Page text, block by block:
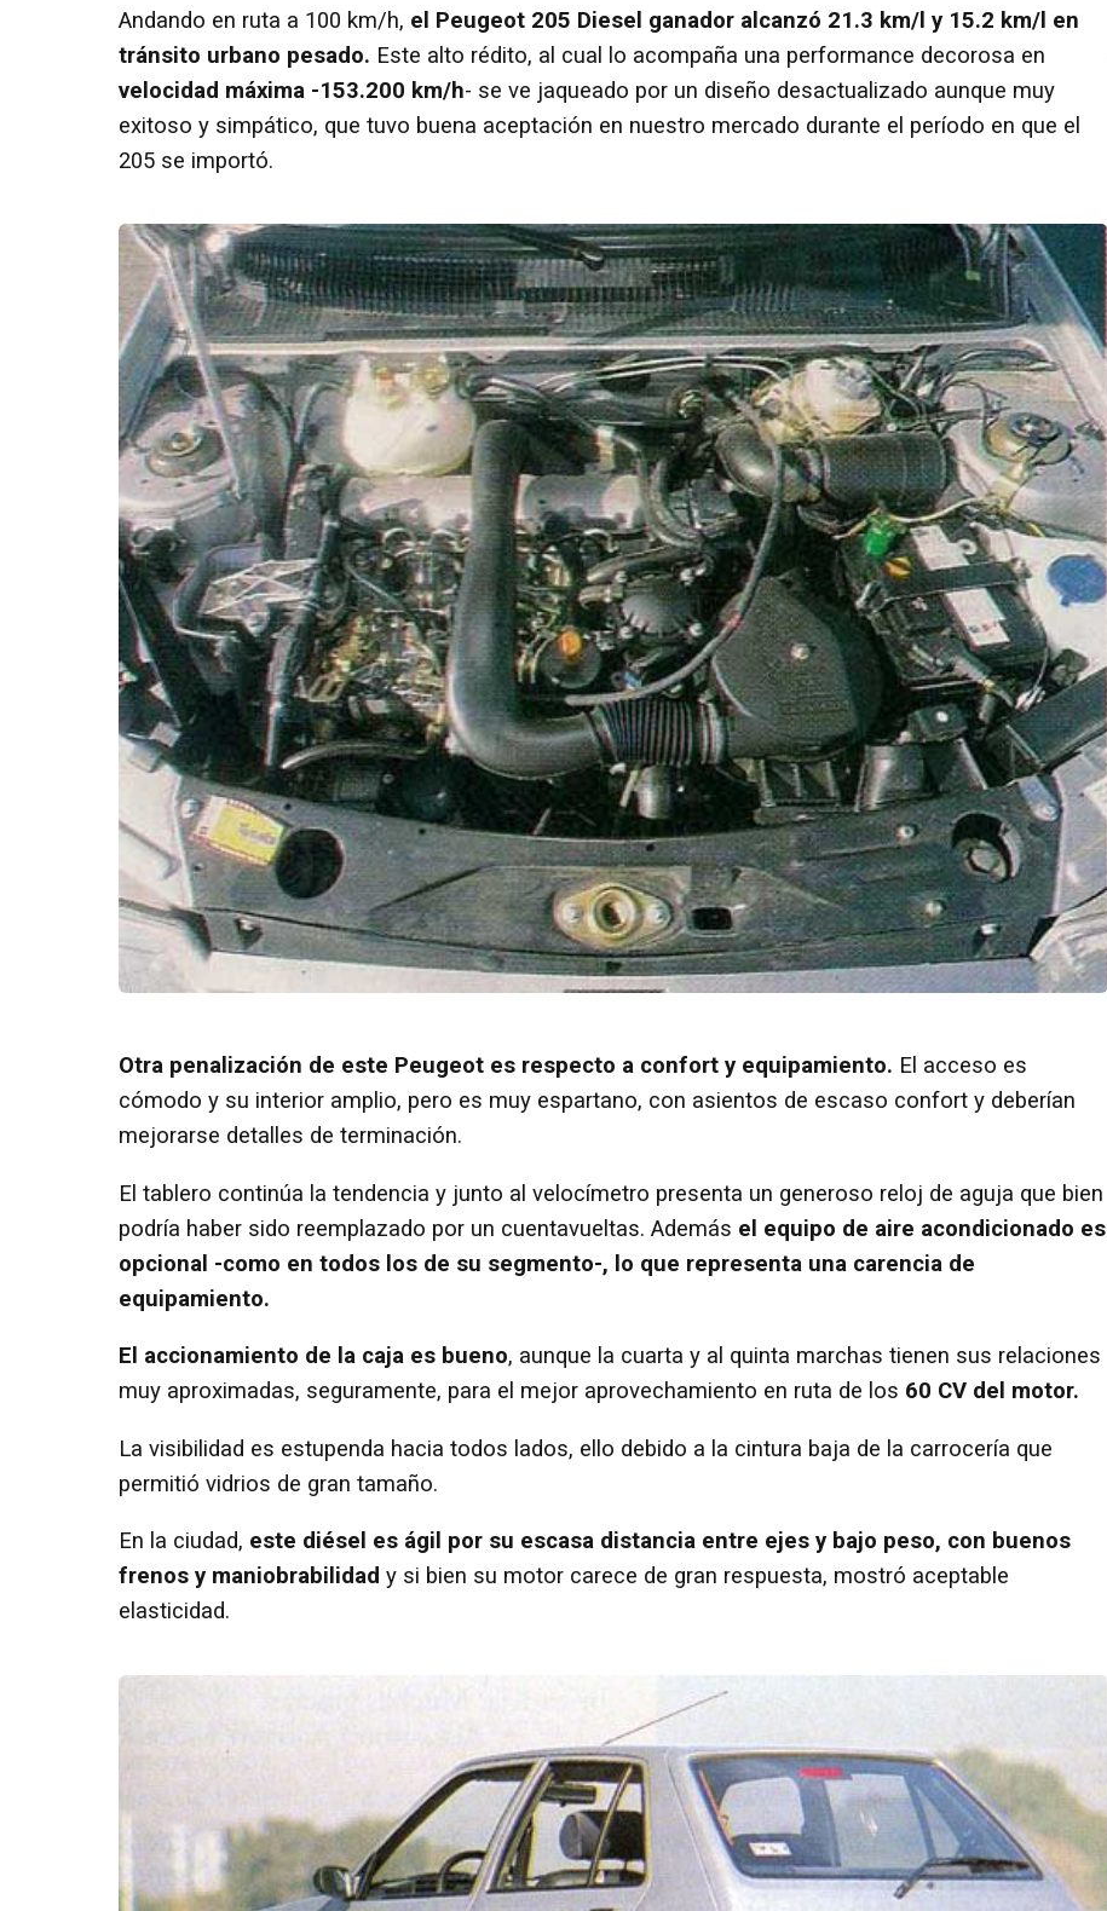
Andando en ruta a 100 km/h, el Peugeot 205 Diesel ganador alcanzó 21.3 km/l y 15.2 km/l en
tránsito urbano pesado. Este alto rédito, al cual lo acompaña una performance decorosa en
velocidad máxima -153.200 km/h- se ve jaqueado por un diseño desactualizado aunque muy
exitoso y simpático, que tuvo buena aceptación en nuestro mercado durante el período en que el
205 se importó.
Otra penalización de este Peugeot es respecto a confort y equipamiento. El acceso es
cómodo y su interior amplio, pero es muy espartano, con asientos de escaso confort y deberían
mejorarse detalles de terminación.
El tablero continúa la tendencia y junto al velocímetro presenta un generoso reloj de aguja que bien
podría haber sido reemplazado por un cuentavueltas. Además el equipo de aire acondicionado es
opcional -como en todos los de su segmento-, lo que representa una carencia de
equipamiento.
El accionamiento de la caja es bueno, aunque la cuarta y al quinta marchas tienen sus relaciones
muy aproximadas, seguramente, para el mejor aprovechamiento en ruta de los 60 CV del motor.
La visibilidad es estupenda hacia todos lados, ello debido a la cintura baja de la carrocería que
permitió vidrios de gran tamaño.
En la ciudad, este diésel es ágil por su escasa distancia entre ejes y bajo peso, con buenos
frenos y maniobrabilidad y si bien su motor carece de gran respuesta, mostró aceptable
elasticidad.